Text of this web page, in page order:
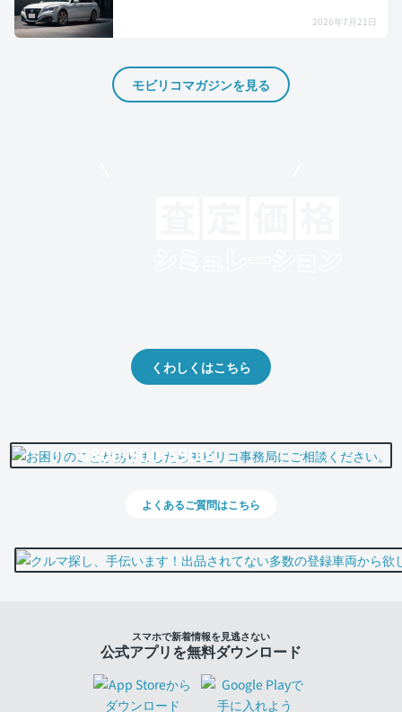
2026年7月21日
モビリコマガジンを見る
くわしくはこちら
0800-500-5500
よくあるご質問はこちら
スマホで新着情報を見逃さない
公式アプリを無料ダウンロード